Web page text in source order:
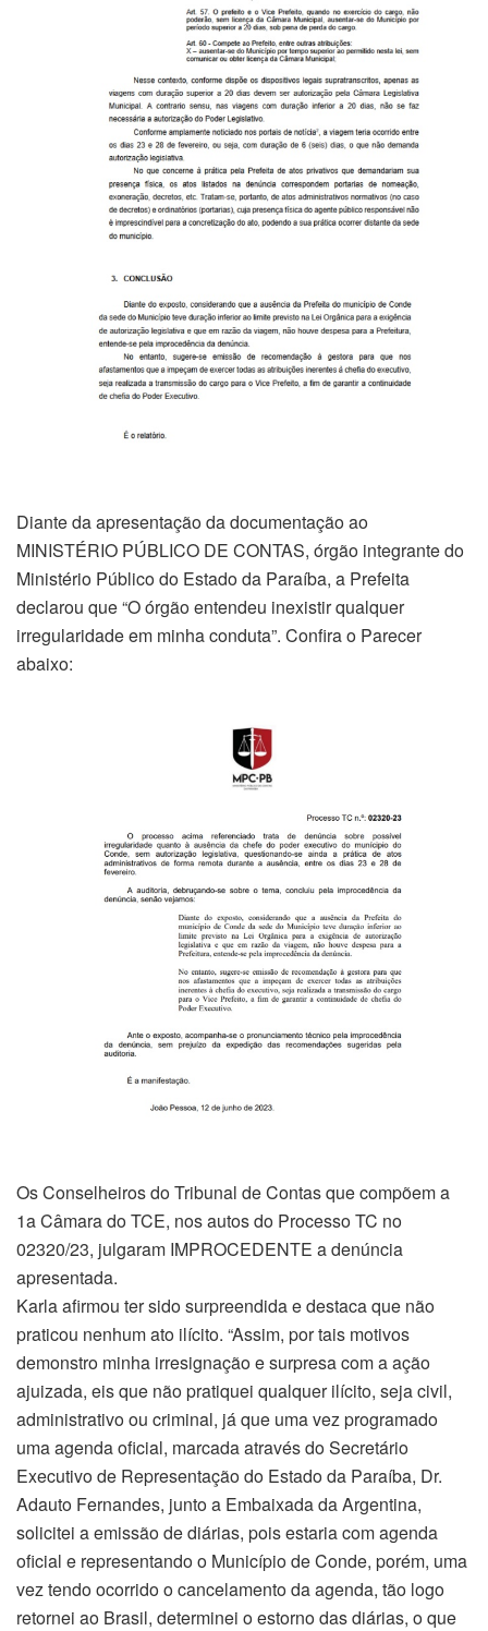
Diante da apresentação da documentação ao
MINISTÉRIO PÚBLICO DE CONTAS, órgão integrante do
Ministério Público do Estado da Paraíba, a Prefeita
declarou que “O órgão entendeu inexistir qualquer
irregularidade em minha conduta”. Confira o Parecer
abaixo:
Os Conselheiros do Tribunal de Contas que compõem a
1a Câmara do TCE, nos autos do Processo TC no
02320/23, julgaram IMPROCEDENTE a denúncia
apresentada.
Karla afirmou ter sido surpreendida e destaca que não
praticou nenhum ato ilícito. “Assim, por tais motivos
demonstro minha irresignação e surpresa com a ação
ajuizada, eis que não pratiquei qualquer ilícito, seja civil,
administrativo ou criminal, já que uma vez programado
uma agenda oficial, marcada através do Secretário
Executivo de Representação do Estado da Paraíba, Dr.
Adauto Fernandes, junto a Embaixada da Argentina,
solicitei a emissão de diárias, pois estaria com agenda
oficial e representando o Município de Conde, porém, uma
vez tendo ocorrido o cancelamento da agenda, tão logo
retornei ao Brasil, determinei o estorno das diárias, o que